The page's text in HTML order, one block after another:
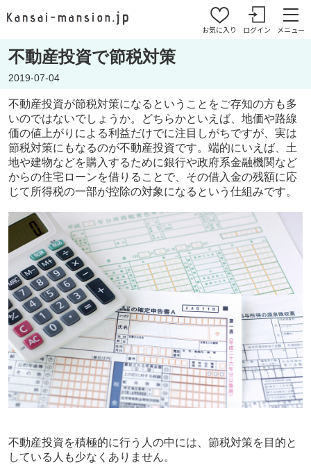
お気に入り ログイン メニュー
不動産投資で節税対策
2019-07-04
不動産投資が節税対策になるということをご存知の方も多
いのではないでしょうか。どちらかといえば、地価や路線
価の値上がりによる利益だけでに注目しがちですが、実は
節税対策にもなるのが不動産投資です。端的にいえば、土
地や建物などを購入するために銀行や政府系金融機関など
からの住宅ローンを借りることで、その借入金の残額に応
じて所得税の一部が控除の対象になるという仕組みです。
不動産投資を積極的に行う人の中には、節税対策を目的と
している人も少なくありません。